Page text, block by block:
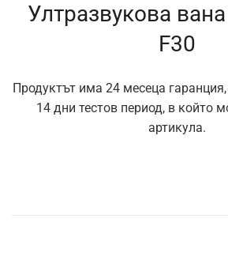
Ултразвукова
F30
Продуктът има 24 месеца
14 дни тестов период, в който
артикула.